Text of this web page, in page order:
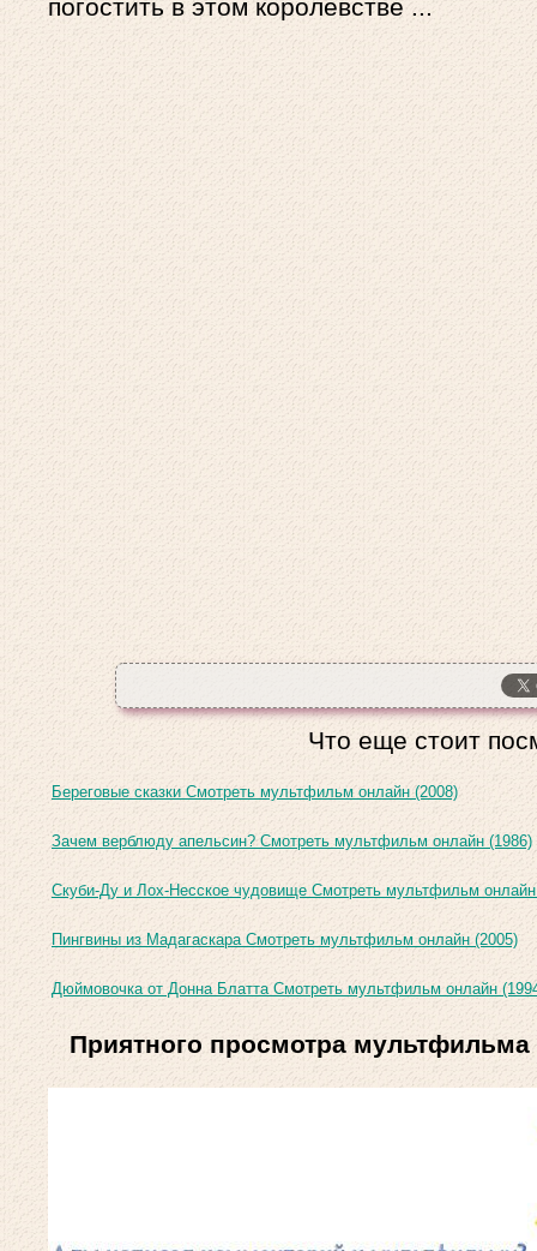
погостить в этом королевстве ...
Что еще стоит
Береговые сказки Смотреть мультфильм онлайн (2008)
Зачем верблюду апельсин? Смотреть мультфильм онлайн (1986)
Скуби-Ду и Лох-Несское чудовище Смотреть мультфильм онлайн
Пингвины из Мадагаскара Смотреть мультфильм онлайн (2005)
Дюймовочка от Донна Блатта Смотреть мультфильм онлайн
Приятного просмотра